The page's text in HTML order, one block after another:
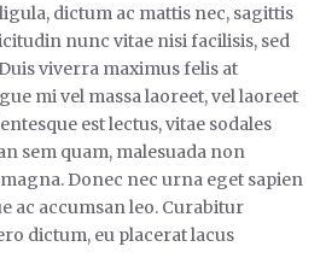
dictum ac mattis nec, sagittis
nunc vitae nisi facilisis, sed
viverra maximus felis at
mi vel massa laoreet, vel laoreet
est lectus, vitae sodales
sem quam, malesuada non
Donec nec urna eget sapien
ac accumsan leo. Curabitur
dictum, eu placerat lacus